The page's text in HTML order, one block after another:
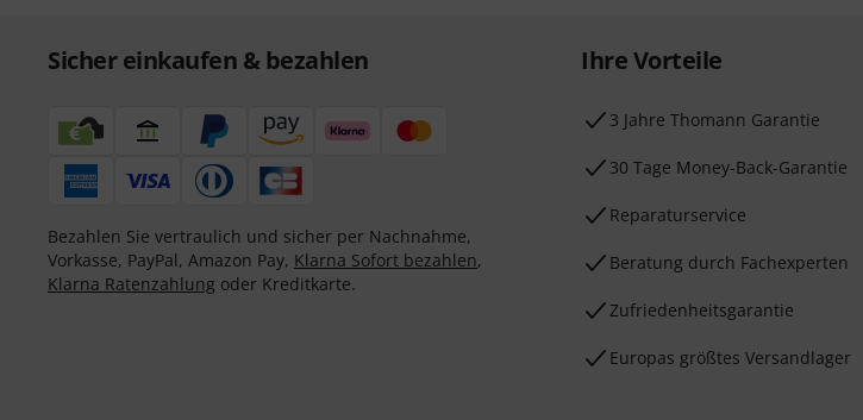
Sicher einkaufen & bezahlen
Bezahlen Sie vertraulich und sicher per Nachnahme,
Vorkasse, PayPal, Amazon Pay, Klarna Sofort bezahlen,
Klarna Ratenzahlung oder Kreditkarte.
Ihre Vorteile
3 Jahre Thomann Garantie
30 Tage Money-Back-Garantie
Reparaturservice
Beratung durch Fachexperten
Zufriedenheitsgarantie
Europas größtes Versandlager